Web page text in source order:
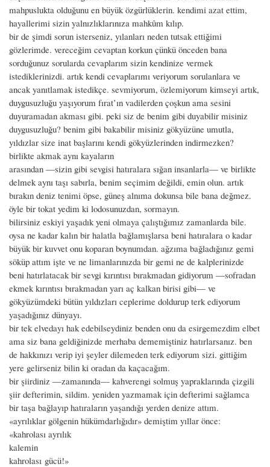
mahpuslukta olduğunu en büyük özgürlüklerin. kendimi azat ettim,
hayallerimi sizin yalnızlıklarınıza mahkûm kılıp.
bir de şimdi sorun isterseniz, yılanları neden tutsak ettiğimi
gözlerimde. vereceğim cevaptan korkun çünkü önceden bana
sorduğunuz sorularda cevaplarım sizin kendinize vermek
istediklerinizdi. artık kendi cevaplarımı veriyorum sorulanlara ve
ancak yanıtlamak istedikçe. sevmiyorum, özlemiyorum kimseyi artık,
duygusuzluğu yaşıyorum fırat’ın vadilerden çoşkun ama sesini
duyuramadan akması gibi. peki siz de benim gibi duyabilir misiniz
duygusuzluğu? benim gibi bakabilir misiniz gökyüzüne umutla,
yıldızlar size inat başlarını kendi gökyüzlerinden indirmezken?
birlikte akmak aynı kayaların
arasından —sizin gibi sevgisi hatıralara sığan insanlarla— ve birlikte
delmek aynı taşı sabırla, benim seçimim değildi, emin olun. artık
bırakın deniz tenimi öpse, güneş alnıma dokunsa bile bana değmez.
öyle bir tokat yedim ki lodosunuzdan, sormayın.
bilirsiniz eskiyi yaşadık yeni olmaya çalıştığımız zamanlarda bile.
oysa ne kadar kalın bir halatla bağlamışlarsa beni hatıralara o kadar
büyük bir kuvvet onu koparan boynumdan. ağzıma bağladığınız gemi
söküp attım işte ve ne limanlarınızda bir gemi ne de kalplerinizde
beni hatırlatacak bir sevgi kırıntısı bırakmadan gidiyorum —sofradan
ekmek kırıntısı bırakmadan yarı aç kalkan birisi gibi— ve
gökyüzümdeki bütün yıldızları ceplerime doldurup terk ediyorum
yaşadığınız dünyayı.
bir tek elvedayı hak edebilseydiniz benden onu da esirgemezdim elbet
ama siz bana geldiğinizde merhaba dememiştiniz hatırlarsanız. ben
de hakkınızı verip iyi şeyler dilemeden terk ediyorum sizi. gittiğim
yere gelirseniz bilin ki oradan da kaçacağım.
bir şiirdiniz —zamanında— kahverengi solmuş yapraklarında çizgili
şiir defterimin, sildim. yeniden yazmamak için defterimi sağlamca
bir taşa bağlayıp hatıraların yaşandığı yerden denize attım.
«ayrılıklar gölgenin hükümdarlığıdır» demiştim yıllar önce:
«kahrolası ayrılık
kalemin
kahrolası gücü!»